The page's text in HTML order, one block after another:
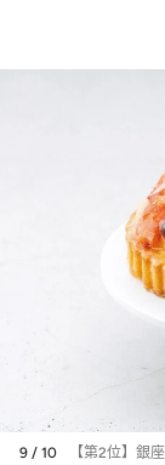
9 / 10
【第2位】銀